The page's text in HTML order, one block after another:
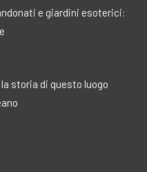
e giardini esoterici:
storia di questo luogo